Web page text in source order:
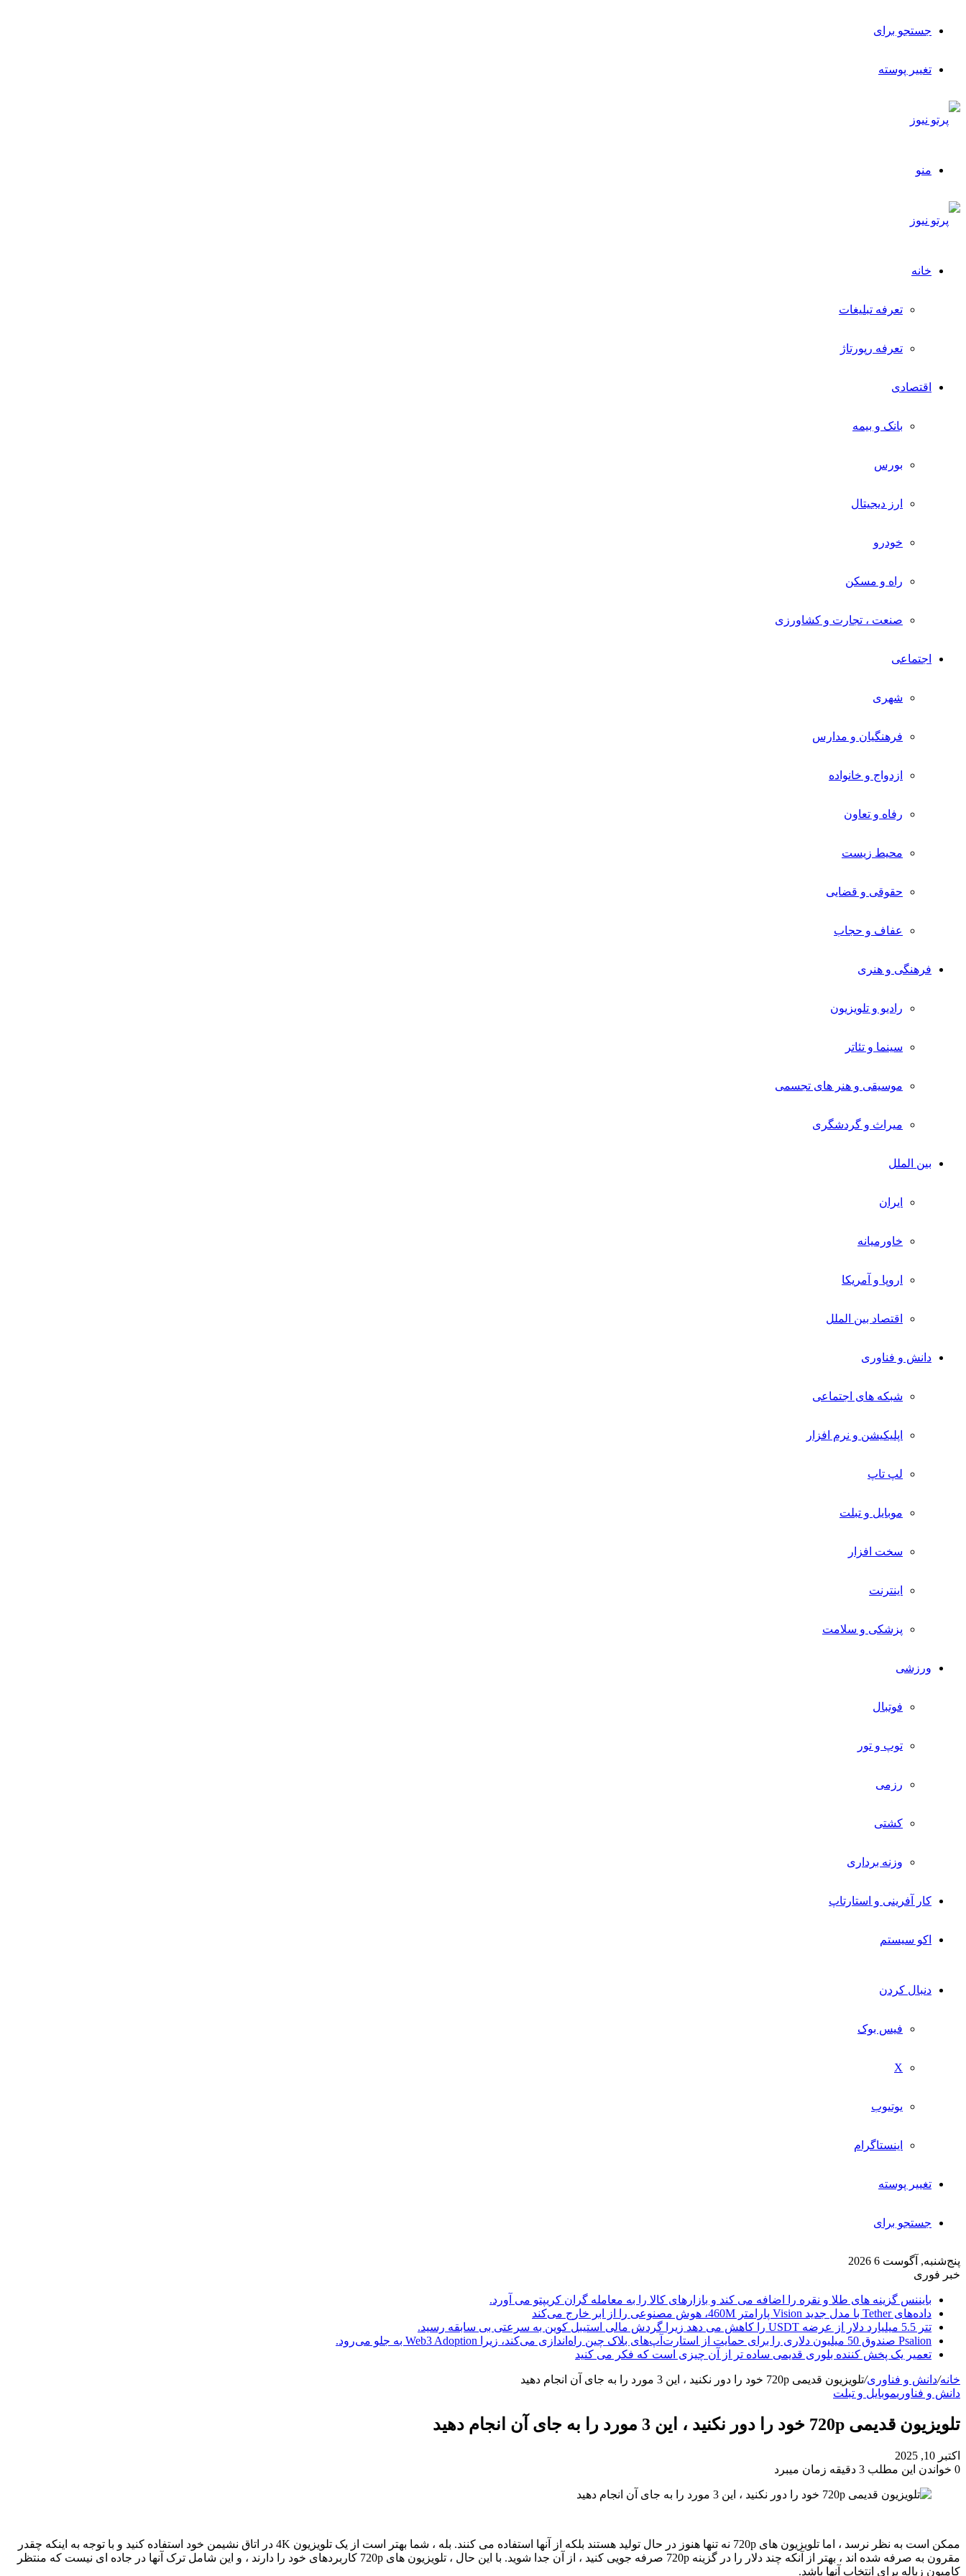
جستجو برای
تغییر پوسته
منو
خانه
تعرفه تبلیغات
تعرفه رپورتاژ
اقتصادی
بانک و بیمه
بورس
ارز دیجیتال
خودرو
راه و مسکن
صنعت ، تجارت و کشاورزی
اجتماعی
شهری
فرهنگیان و مدارس
ازدواج و خانواده
رفاه و تعاون
محیط زیست
حقوقی و قضایی
عفاف و حجاب
فرهنگی و هنری
رادیو و تلویزیون
سینما و تئاتر
موسیقی و هنر های تجسمی
میراث و گردشگری
بین الملل
ایران
خاورمیانه
اروپا و آمریکا
اقتصاد بین الملل
دانش و فناوری
شبکه های اجتماعی
اپلیکیشن و نرم افزار
لپ تاپ
موبایل و تبلت
سخت افزار
اینترنت
پزشکی و سلامت
ورزشی
فوتبال
توپ و تور
رزمی
کشتی
وزنه برداری
کار آفرینی و استارتاپ
اکو سیستم
دنبال کردن
فیس بوک
X
یوتیوب
اینستاگرام
تغییر پوسته
جستجو برای
پنج‌شنبه, آگوست 6 2026
خبر فوری
بایننس گزینه های طلا و نقره را اضافه می کند و بازارهای کالا را به معامله گران کریپتو می آورد.
داده‌های Tether با مدل جدید Vision پارامتر 460M، هوش مصنوعی را از ابر خارج می‌کند
تتر 5.5 میلیارد دلار از عرضه USDT را کاهش می دهد زیرا گردش مالی استیبل کوین به سرعتی بی سابقه رسید.
Psalion صندوق 50 میلیون دلاری را برای حمایت از استارت‌آپ‌های بلاک چین راه‌اندازی می‌کند، زیرا Web3 Adoption به جلو می‌رود.
تعمیر یک پخش کننده بلوری قدیمی ساده تر از آن چیزی است که فکر می کنید
خانه/دانش و فناوری/تلویزیون قدیمی 720p خود را دور نکنید ، این 3 مورد را به جای آن انجام دهید
دانش و فناوریموبایل و تبلت
تلویزیون قدیمی 720p خود را دور نکنید ، این 3 مورد را به جای آن انجام دهید
اکتبر 10, 2025
0 خواندن این مطلب 3 دقیقه زمان میبرد
ممکن است به نظر نرسد ، اما تلویزیون های 720p نه تنها هنوز در حال تولید هستند بلکه از آنها استفاده می کنند. بله ، شما بهتر است از یک تلویزیون 4K در اتاق نشیمن خود استفاده کنید و با توجه به اینکه چقدر
مقرون به صرفه شده اند ، بهتر از آنکه چند دلار را در گزینه 720p صرفه جویی کنید ، از آن جدا شوید. با این حال ، تلویزیون های 720p کاربردهای خود را دارند ، و این شامل ترک آنها در جاده ای نیست که منتظر
کامیون زباله برای انتخاب آنها باشد.